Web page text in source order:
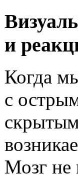
и
Когда
с
Мозг не